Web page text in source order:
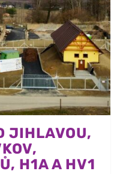
JIHLAVOU,
H1A A HV1